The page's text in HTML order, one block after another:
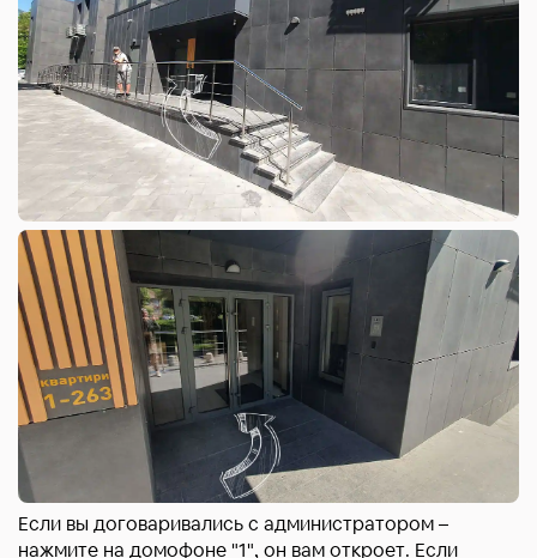
Если вы договаривались с администратором –
нажмите на домофоне "1", он вам откроет. Если